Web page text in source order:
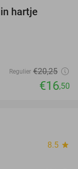
hartje
Regulier €20,25
€16,50
8.5 star